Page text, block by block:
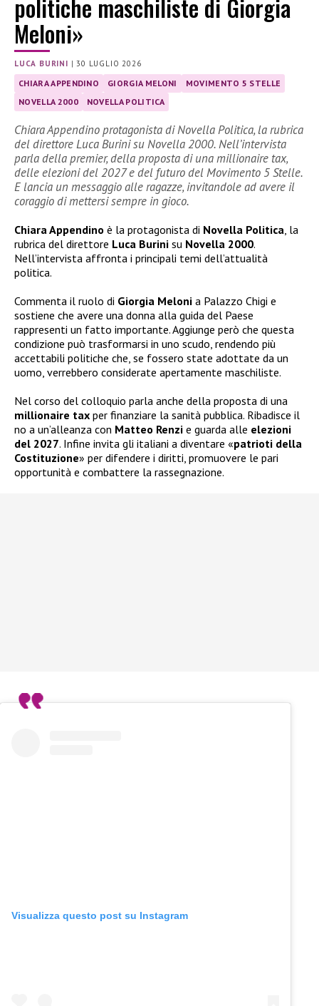
politiche maschiliste di Giorgia
Meloni»
LUCA BURINI |30 LUGLIO 2026
CHIARA APPENDINO GIORGIA MELONI
MOVIMENTO 5 STELLE
NOVELLA 2000
NOVELLA POLITICA
Chiara Appendino protagonista di Novella Politica, la rubrica
del direttore Luca Burini su Novella 2000. Nell’intervista
parla della premier, della proposta di una millionaire tax,
delle elezioni del 2027 e del futuro del Movimento 5 Stelle.
E lancia un messaggio alle ragazze, invitandole ad avere il
coraggio di mettersi sempre in gioco.
Chiara Appendino è la protagonista di Novella Politica, la
rubrica del direttore Luca Burini su Novella 2000.
Nell’intervista affronta i principali temi dell’attualità
politica.
Commenta il ruolo di Giorgia Meloni a Palazzo Chigi e
sostiene che avere una donna alla guida del Paese
rappresenti un fatto importante. Aggiunge però che questa
condizione può trasformarsi in uno scudo, rendendo più
accettabili politiche che, se fossero state adottate da un
uomo, verrebbero considerate apertamente maschiliste.
Nel corso del colloquio parla anche della proposta di una
millionaire tax per finanziare la sanità pubblica. Ribadisce il
no a un’alleanza con Matteo Renzi e guarda alle elezioni
del 2027. Infine invita gli italiani a diventare «patrioti della
Costituzione» per difendere i diritti, promuovere le pari
opportunità e combattere la rassegnazione.
Visualizza questo post su Instagram